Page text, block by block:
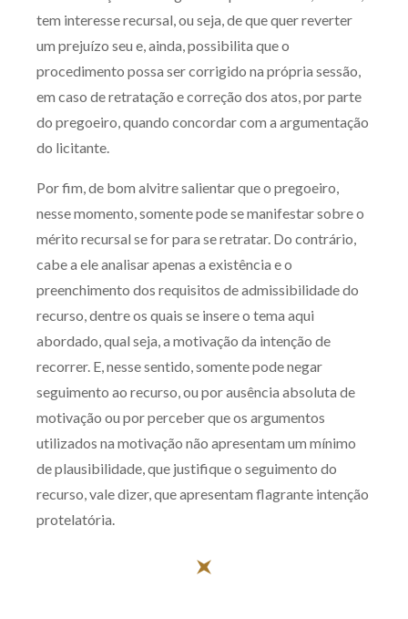
tem interesse recursal, ou seja, de que quer reverter
um prejuízo seu e, ainda, possibilita que o
procedimento possa ser corrigido na própria sessão,
em caso de retratação e correção dos atos, por parte
do pregoeiro, quando concordar com a argumentação
do licitante.
Por fim, de bom alvitre salientar que o pregoeiro,
nesse momento, somente pode se manifestar sobre o
mérito recursal se for para se retratar. Do contrário,
cabe a ele analisar apenas a existência e o
preenchimento dos requisitos de admissibilidade do
recurso, dentre os quais se insere o tema aqui
abordado, qual seja, a motivação da intenção de
recorrer. E, nesse sentido, somente pode negar
seguimento ao recurso, ou por ausência absoluta de
motivação ou por perceber que os argumentos
utilizados na motivação não apresentam um mínimo
de plausibilidade, que justifique o seguimento do
recurso, vale dizer, que apresentam flagrante intenção
protelatória.